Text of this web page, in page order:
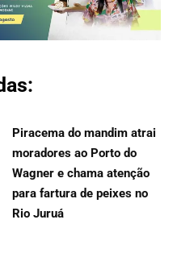
Piracema do mandim atrai
moradores ao Porto do
Wagner e chama atenção
para fartura de peixes no
Rio Juruá